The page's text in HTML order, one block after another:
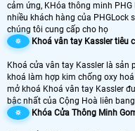
cảm ứng, KHóa thông minh
nhiều khách hàng của PHGLock
chúng tôi cung cấp cho họ
🔅
Khoá vân tay Kassler tiêu
Khoá cửa vân tay Kassler là
khoá làm hợp kim chống oxy
mở khoá Khoá vân tay Kassler
bậc nhất của Cộng Hoà liên
🔅
Khóa Cửa Thông Minh